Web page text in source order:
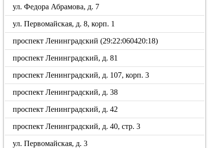
ул. Федора Абрамова, д. 7
ул. Первомайская, д. 8, корп. 1
проспект Ленинградский (29:22:060420:18)
проспект Ленинградский, д. 81
проспект Ленинградский, д. 107, корп. 3
проспект Ленинградский, д. 38
проспект Ленинградский, д. 42
проспект Ленинградский, д. 40, стр. 3
ул. Первомайская, д. 3